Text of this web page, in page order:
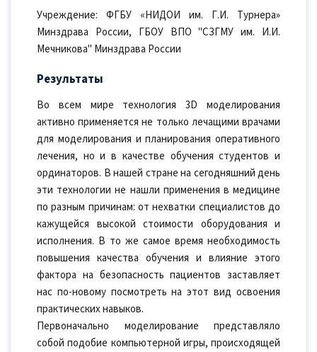
Учреждение: ФГБУ «НИДОИ им. Г.И. Турнера»
Минздрава России, ГБОУ ВПО "СЗГМУ им. И.И.
Мечникова" Минздрава России
Результаты
Во всем мире технология 3D моделирования
активно применяется не только лечащими врачами
для моделирования и планирования оперативного
лечения, но и в качестве обучения студентов и
ординаторов. В нашей стране на сегодняшний день
эти технологии не нашли применения в медицине
по разным причинам: от нехватки специалистов до
кажущейся высокой стоимости оборудования и
исполнения. В то же самое время необходимость
повышения качества обучения и влияние этого
фактора на безопасность пациентов заставляет
нас по-новому посмотреть на этот вид освоения
практических навыков.
Первоначально моделирование представляло
собой подобие компьютерной игры, происходящей